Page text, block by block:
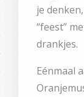
je
“feest”
drankjes.
Eénmaal